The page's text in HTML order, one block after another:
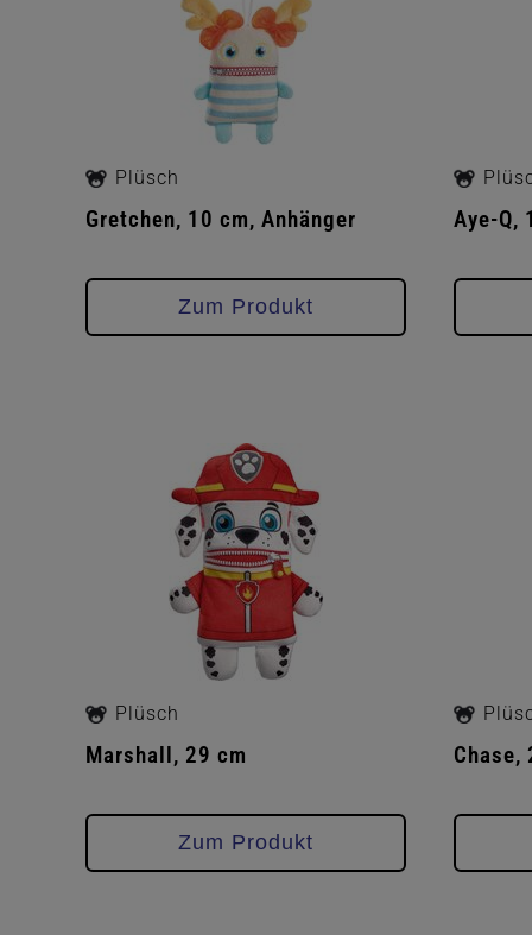
Plüsch
Gretchen, 10 cm, Anhänger
Zum Produkt
Aye-Q,
Plüsch
Marshall, 29 cm
Zum Produkt
Chase,